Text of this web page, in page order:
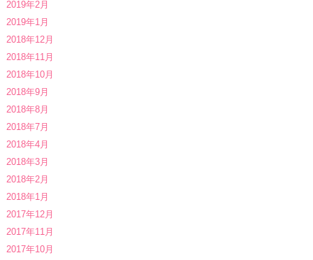
2019年2月
2019年1月
2018年12月
2018年11月
2018年10月
2018年9月
2018年8月
2018年7月
2018年4月
2018年3月
2018年2月
2018年1月
2017年12月
2017年11月
2017年10月